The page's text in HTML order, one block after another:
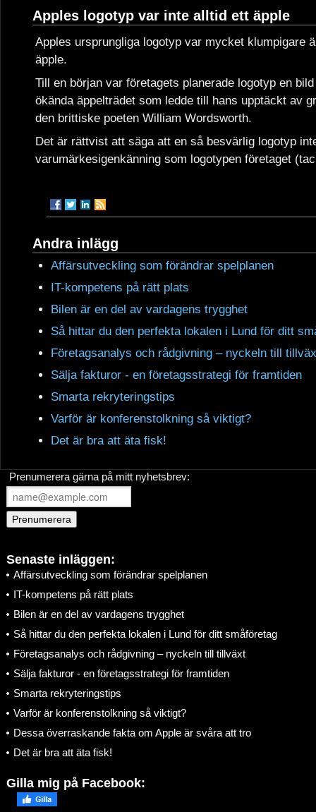
Apples logotyp var inte alltid ett äpple
Apples ursprungliga logotyp var mycket klumpigare
äpple.
Till en början var företagets planerade logotyp en
ökända äppelträdet som ledde till hans upptäckt av
den brittiske poeten William Wordsworth.
Det är rättvist att säga att en så besvärlig logotyp
varumärkesigenkänning som logotypen företaget
Andra inlägg
Affärsutveckling som förändrar spelplanen
IT-kompetens på rätt plats
Bilen är en del av vardagens trygghet
Så hittar du den perfekta lokalen i Lund för ditt
Företagsanalys och rådgivning – nyckeln till
Sälja fakturor - en företagsstrategi för framtiden
Smarta rekryteringstips
Varför är konferenstolkning så viktigt?
Det är bra att äta fisk!
Prenumerera gärna på mitt nyhetsbrev:
Senaste inläggen:
Affärsutveckling som förändrar spelplanen
IT-kompetens på rätt plats
Bilen är en del av vardagens trygghet
Så hittar du den perfekta lokalen i Lund för ditt småföretag
Företagsanalys och rådgivning – nyckeln till tillväxt
Sälja fakturor - en företagsstrategi för framtiden
Smarta rekryteringstips
Varför är konferenstolkning så viktigt?
Dessa överraskande fakta om Apple är svåra att tro
Det är bra att äta fisk!
Gilla mig på Facebook: